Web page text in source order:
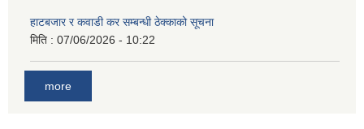
हाटबजार र कवाडी कर सम्बन्धी ठेक्काको सूचना
मिति : 07/06/2026 - 10:22
more